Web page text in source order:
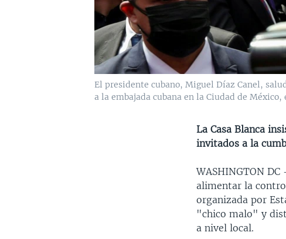
El presidente cubano, Miguel Díaz Canel,
a la embajada cubana en la Ciudad de México,
La Casa Blanca
invitados a la
WASHINGTON
alimentar la
organizada por
"chico malo" y
a nivel local.